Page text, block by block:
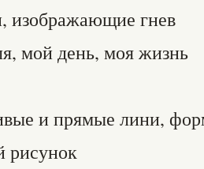
изображающие гнев
мой день, моя жизнь
и прямые лини,
рисунок